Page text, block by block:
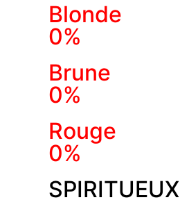
Blonde
0%
Brune
0%
Rouge
0%
SPIRITUEUX